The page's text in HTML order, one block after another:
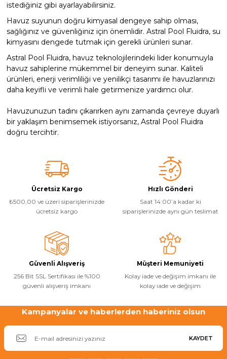
istediğiniz gibi ayarlayabilirsiniz.
Havuz suyunun doğru kimyasal dengeye sahip olması,
sağlığınız ve güvenliğiniz için önemlidir. Astral Pool Fluidra, su
kimyasını dengede tutmak için gerekli ürünleri sunar.
Astral Pool Fluidra, havuz teknolojilerindeki lider konumuyla
havuz sahiplerine mükemmel bir deneyim sunar. Kaliteli
ürünleri, enerji verimliliği ve yenilikçi tasarımı ile havuzlarınızı
daha keyifli ve verimli hale getirmenize yardımcı olur.
Havuzunuzun tadını çıkarırken aynı zamanda çevreye duyarlı
bir yaklaşım benimsemek istiyorsanız, Astral Pool Fluidra
doğru tercihtir.
Ücretsiz Kargo
₺500,00 ve üzeri siparişlerinizde
ücretsiz kargo
Hızlı Gönderi
Saat 14:00’a kadar ki
siparişlerinizde aynı gün teslimat
Güvenli Alışveriş
256 Bit SSL Sertifikası ile %100
güvenli alışveriş imkanı
Müşteri Memuniyeti
Kolay iade ve değişim imkanı ile
kolay iade ve değişim
Kampanyalar ve haberlerden haberiniz olsun
KAYDET